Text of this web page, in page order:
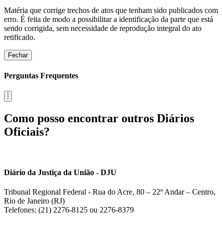
Matéria que corrige trechos de atos que tenham sido publicados com
erro. É feita de modo a possibilitar a identificação da parte que está
sendo corrigida, sem necessidade de reprodução integral do ato
retificado.
Fechar
Perguntas Frequentes
Como posso encontrar outros Diários
Oficiais?
Diário da Justiça da União - DJU
Tribunal Regional Federal - Rua do Acre, 80 – 22º Andar – Centro,
Rio de Janeiro (RJ)
Telefones: (21) 2276-8125 ou 2276-8379